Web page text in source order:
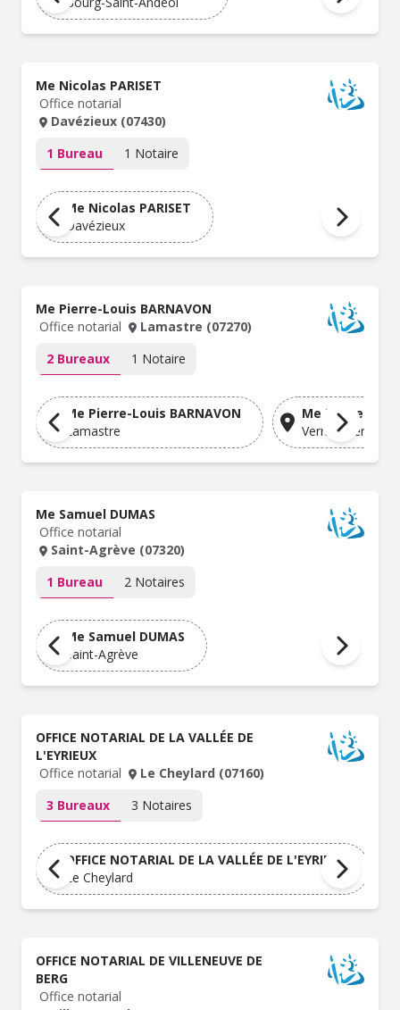
Me Nicolas PARISET
Office notarial
Davézieux (07430)
1 Bureau
1 Notaire
Me Nicolas PARISET
Davézieux
Me Pierre-Louis BARNAVON
Office notarial
Lamastre (07270)
2 Bureaux
1 Notaire
Me Pierre-Louis BARNAVON
Lamastre
Me Pierre-
Vernoux-en-
Me Samuel DUMAS
Office notarial
Saint-Agrève (07320)
1 Bureau
2 Notaires
Me Samuel DUMAS
Saint-Agrève
OFFICE NOTARIAL DE LA VALLÉE DE
L'EYRIEUX
Office notarial
Le Cheylard (07160)
3 Bureaux
3 Notaires
OFFICE NOTARIAL DE LA VALLÉE DE L'EYRIEUX
Le Cheylard
OFFICE NOTARIAL DE VILLENEUVE DE
BERG
Office notarial